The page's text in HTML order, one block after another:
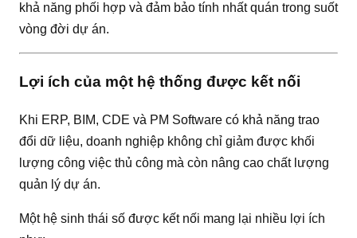
khả năng phối hợp và đảm bảo tính nhất quán trong suốt
vòng đời dự án.
Lợi ích của một hệ thống được kết nối
Khi ERP, BIM, CDE và PM Software có khả năng trao
đổi dữ liệu, doanh nghiệp không chỉ giảm được khối
lượng công việc thủ công mà còn nâng cao chất lượng
quản lý dự án.
Một hệ sinh thái số được kết nối mang lại nhiều lợi ích